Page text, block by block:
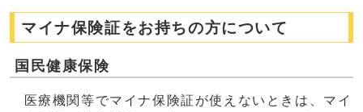
マイナ保険証をお持ちの方について
国民健康保険
医療機関等でマイナ保険証が使えないときは、マイ